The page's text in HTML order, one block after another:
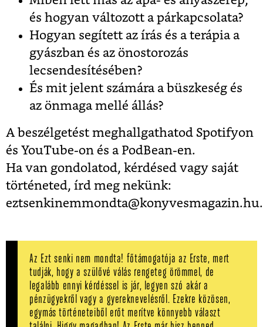
és hogyan változott a párkapcsolata?
Hogyan segített az írás és a terápia a
gyászban és az önostorozás
lecsendesítésében?
És mit jelent számára a büszkeség és
az önmaga mellé állás?
A beszélgetést meghallgathatod Spotifyon
és YouTube-on és a PodBean-en.
Ha van gondolatod, kérdésed vagy saját
történeted, írd meg nekünk:
eztsenkinemmondta@konyvesmagazin.hu.
Az Ezt senki nem mondta! főtámogatója az Erste, mert
tudják, hogy a szülővé válás rengeteg örömmel, de
legalább ennyi kérdéssel is jár, legyen szó akár a
pénzügyekről vagy a gyereknevelésről. Ezekre közösen,
egymás történeteiből erőt merítve könnyebb választ